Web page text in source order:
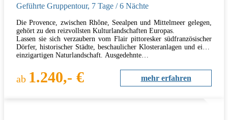
Geführte Gruppentour, 7 Tage / 6 Nächte
Die Provence, zwischen Rhône, Seealpen und Mittelmeer gelegen,
gehört zu den reizvollsten Kulturlandschaften Europas.
Lassen sie sich verzaubern vom Flair pittoresker südfranzösischer
Dörfer, historischer Städte, beschaulicher Klosteranlagen und einer
einzigartigen Naturlandschaft. Ausgedehnte…
ab 1.240,- € mehr erfahren